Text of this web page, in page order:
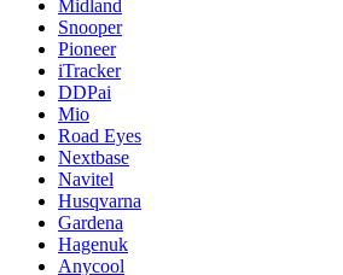
Midland
Snooper
Pioneer
iTracker
DDPai
Mio
Road Eyes
Nextbase
Navitel
Husqvarna
Gardena
Hagenuk
Anycool